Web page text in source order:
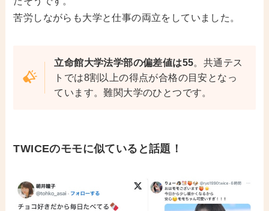
苦労しながらも大学と仕事の両立をしていました。
立命館大学法学部の偏差値は55。共通テス
トでは8割以上の得点が合格の目安となっ
ています。難関大学のひとつです。
TWICEのモモに似ていると話題！